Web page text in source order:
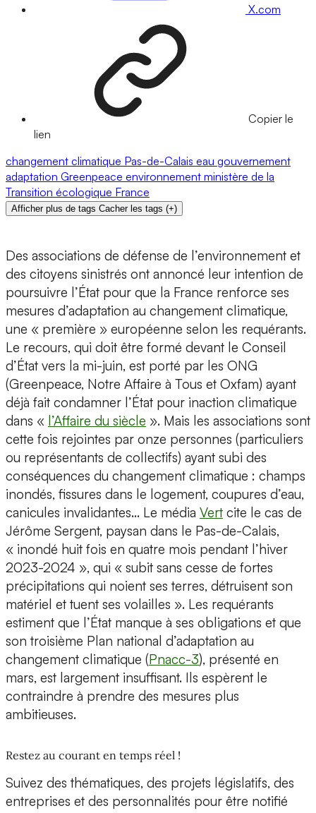
X.com
Copier le
lien
changement climatique Pas-de-Calais eau gouvernement
adaptation Greenpeace environnement ministère de la
Transition écologique France
Afficher plus de tags Cacher les tags (+)
Des associations de défense de l’environnement et
des citoyens sinistrés ont annoncé leur intention de
poursuivre l’État pour que la France renforce ses
mesures d’adaptation au changement climatique,
une « première » européenne selon les requérants.
Le recours, qui doit être formé devant le Conseil
d’État vers la mi-juin, est porté par les ONG
(Greenpeace, Notre Affaire à Tous et Oxfam) ayant
déjà fait condamner l’État pour inaction climatique
dans « l’Affaire du siècle ». Mais les associations sont
cette fois rejointes par onze personnes (particuliers
ou représentants de collectifs) ayant subi des
conséquences du changement climatique : champs
inondés, fissures dans le logement, coupures d’eau,
canicules invalidantes… Le média Vert cite le cas de
Jérôme Sergent, paysan dans le Pas-de-Calais,
« inondé huit fois en quatre mois pendant l’hiver
2023-2024 », qui « subit sans cesse de fortes
précipitations qui noient ses terres, détruisent son
matériel et tuent ses volailles ». Les requérants
estiment que l’État manque à ses obligations et que
son troisième Plan national d’adaptation au
changement climatique (Pnacc-3), présenté en
mars, est largement insuffisant. Ils espèrent le
contraindre à prendre des mesures plus
ambitieuses.
Restez au courant en temps réel !
Suivez des thématiques, des projets législatifs, des
entreprises et des personnalités pour être notifié